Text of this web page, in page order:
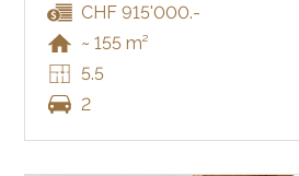
CHF 915'000.-
~ 155 m²
5.5
2